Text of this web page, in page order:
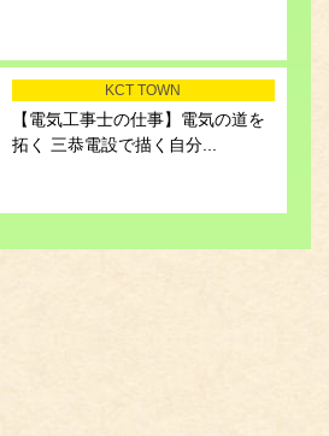
KCT TOWN
【電気工事士の仕事】電気の道を
拓く 三恭電設で描く自分...